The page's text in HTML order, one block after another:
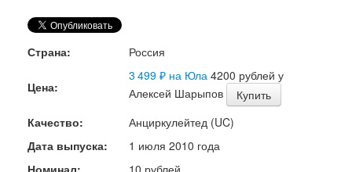
Страна: Россия
Цена:
3 499 ₽ на Юла 4200 рублей у
Алексей Шарыпов
Купить
Качество:
Анциркулейтед (UC)
Дата выпуска:
1 июля 2010 года
Номинал:
10 рублей